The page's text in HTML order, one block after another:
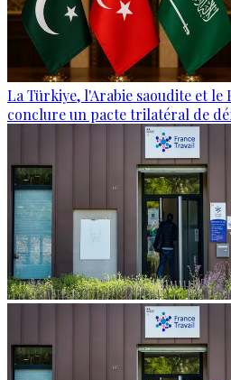
La Türkiye, l'Arabie saoudite et le
conclure un pacte trilatéral de